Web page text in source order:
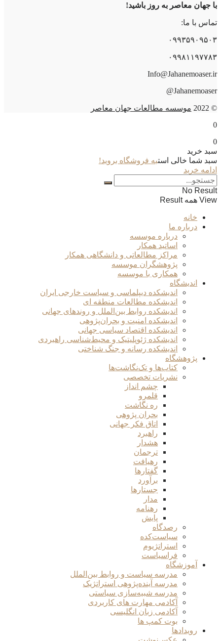
با جهان معاصر به روز باشید!
تماس با ما:
۰۹۹۳۵۹۰۹۵۰۳
۰۹۹۸۱۱۹۷۷۸۳
Info@Jahanemoaser.ir
Jahanemoaser@
© 2022
موسسه مطالعات جهان معاصر
0
0
سبد خرید
سبد شما خالی استبه فروشگاه بروید!
ادامه خرید
No Result
View همه Result
خانه
درباره ما
درباره موسسه
اساتید همکار
مراکز مطالعاتی و دانشگاهی همکار
پژوهشگران موسسه
همکاری با موسسه
اندیشگاه
اندیشکده دیپلماسی و سیاست خارجی ایران
اندیشکده مطالعات منطقه ای
اندیشکده روابط بین‌الملل و روندهای جهانی
اندیشکده امنیت و بحران‌پژوهی
اندیشکده اقتصاد سیاسی جهانی
اندیشکده ژئوپلیتیک و محیط‌شناسی راهبردی
اندیشکده رسانه و جنگ شناختی
پژوهشگاه
کتاب‌ها و تک‌نگاشت‌ها
نشریات تخصصی
چشم انداز
قلمرو
ره نگاشت
بحران پژوهی
اتاق فکر جهانی
راهبرد
هشدار
ترجمان
رهیافت
گفتارها
برآورد
جستارها
مدار
رهنامه
پایش
رصدگاه
سیاست‌کده
استراتژیوم
فراسیاست
آموزشگاه
مدرسه سیاست و روابط بین‌الملل
مدرسه آینده‌پژوهی استراتژیک
مدرسه شبیه‌سازی سیاستی
آکادمی مهارت های کاربردی
آکادمی زبان انگلیسی
بوت کمپ ها
رویدادها